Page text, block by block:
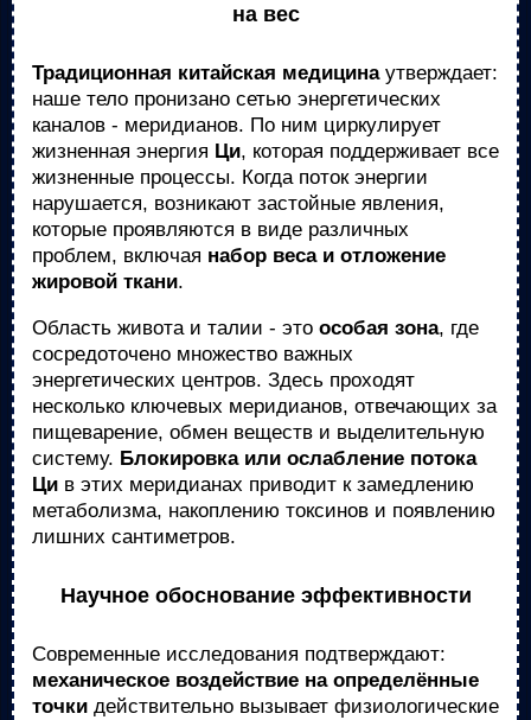
на вес
Традиционная китайская медицинаутверждает:
наше тело пронизано сетью энергетических
каналов - меридианов. По ним циркулирует
жизненная энергия Ци, которая поддерживает все
жизненные процессы. Когда поток энергии
нарушается, возникают застойные явления,
которые проявляются в виде различных
проблем, включая набор веса и отложение
жировой ткани.
Область живота и талии - это особая зона, где
сосредоточено множество важных
энергетических центров. Здесь проходят
несколько ключевых меридианов, отвечающих за
пищеварение, обмен веществ и выделительную
систему. Блокировка или ослабление потока
Ци в этих меридианах приводит к замедлению
метаболизма, накоплению токсинов и появлению
лишних сантиметров.
Научное обоснование эффективности
Современные исследования подтверждают:
механическое воздействие на определённые
точки действительно вызывает физиологические